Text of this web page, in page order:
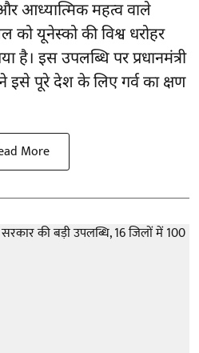
आध्यात्मिक महत्व वाले
को यूनेस्को की विश्व धरोहर
है। इस उपलब्धि पर प्रधानमंत्री
ने इसे पूरे देश के लिए गर्व का क्षण
More